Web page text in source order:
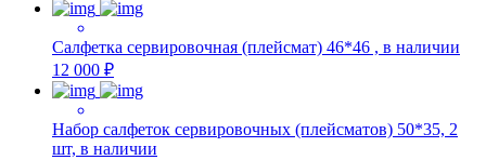
Салфетка сервировочная (плейсмат) 46*46 , в наличии
12 000 ₽
Набор салфеток сервировочных (плейсматов) 50*35, 2
шт, в наличии